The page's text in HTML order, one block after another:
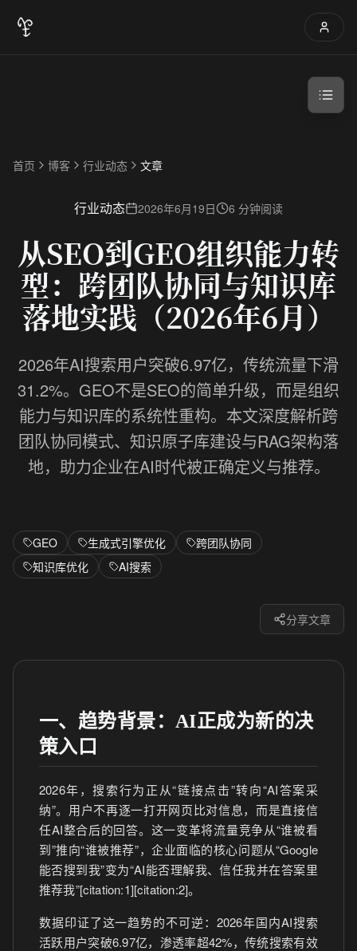
首页 博客 行业动态 文章
行业动态 2026年6月19日 6 分钟阅读
从SEO到GEO组织能力转
型：跨团队协同与知识库
落地实践（2026年6月）
2026年AI搜索用户突破6.97亿，传统流量下滑
31.2%。GEO不是SEO的简单升级，而是组织
能力与知识库的系统性重构。本文深度解析跨
团队协同模式、知识原子库建设与RAG架构落
地，助力企业在AI时代被正确定义与推荐。
GEO 生成式引擎优化
跨团队协同
知识库优化
AI搜索
分享文章
一、趋势背景：AI正成为新的决
策入口
2026年，搜索行为正从“链接点击”转向“AI答案采
纳”。用户不再逐一打开网页比对信息，而是直接信
任AI整合后的回答。这一变革将流量竞争从“谁被看
到”推向“谁被推荐”，企业面临的核心问题从“Google
能否搜到我”变为“AI能否理解我、信任我并在答案里
推荐我”[citation:1][citation:2]。
数据印证了这一趋势的不可逆：2026年国内AI搜索
活跃用户突破6.97亿，渗透率超42%，传统搜索有效